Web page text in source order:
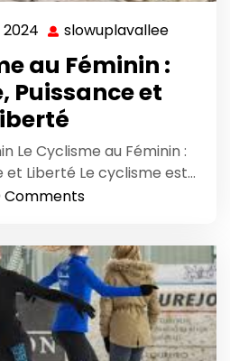
10
septembre
2024
slowuplavallee
au Féminin :
Puissance et
Le Cyclisme au Féminin :
et Liberté Le cyclisme est…
Comments